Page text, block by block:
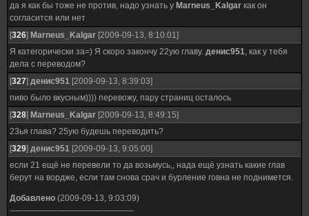
да я как бы тоже не против, надо узнать у Marneus_Kalgar как он
согласится или нет
[326] Marneus_Kalgar [2009-09-13, 8:10:01]
Я категорически за=) Я скоро закончу 22ую главу. денис951, как у тебя
дела с переводом?
[327] денис951 [2009-09-13, 8:39:03]
пиво было вкусным)))) перевожу, пару страниц осталось
[328] Marneus_Kalgar [2009-09-13, 8:49:15]
23ья глава? 25ую будешь переводить?
[329] денис951 [2009-09-13, 9:05:00]
если 21 ещё не перевели то да возьмусь,, нада ещё узнать какие глав
берут на вордже, если там снова срач и бурление говна не поднимется.
Добавлено (2009-09-13, 9:03:09)
---------------------------------------------